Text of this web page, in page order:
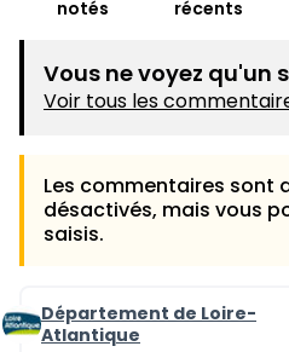
notés
récents
Vous ne voyez qu'un
Voir tous les
Les commentaires sont
désactivés, mais vous
saisis.
Commentaire 1246
Département de Loire-
Atlantique